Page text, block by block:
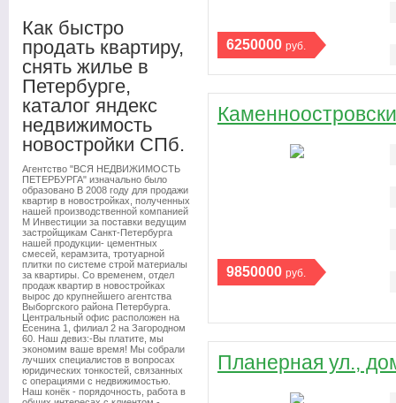
Как быстро
продать квартиру,
снять жилье в
Петербурге,
каталог яндекс
недвижимость
новостройки СПб.
Агентство "ВСЯ НЕДВИЖИМОСТЬ
ПЕТЕРБУРГА" изначально было
образовано В 2008 году для продажи
квартир в новостройках, полученных
нашей производственной компанией
М Инвестиции за поставки ведущим
застройщикам Санкт-Петербурга
нашей продукции- цементных
смесей, керамзита, тротуарной
плитки по системе строй материалы
за квартиры. Со временем, отдел
продаж квартир в новостройках
вырос до крупнейшего агентства
Выборгского района Петербурга.
Центральный офис расположен на
Есенина 1, филиал 2 на Загородном
60. Наш девиз:-Вы платите, мы
экономим ваше время! Мы собрали
лучших специалистов в вопросах
юридических тонкостей, связанных
с операциями с недвижимостью.
Наш конёк - порядочность, работа в
6250000 руб.
9850000 руб.
Планерная ул.,